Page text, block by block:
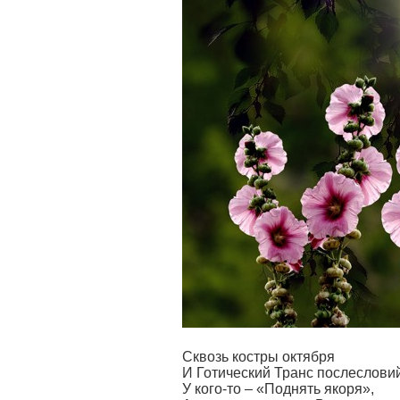
Сквозь костры октября
И Готический Транс
У кого-то – «Поднять якоря»,